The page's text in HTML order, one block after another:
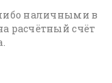
наличными в
расчётный счёт